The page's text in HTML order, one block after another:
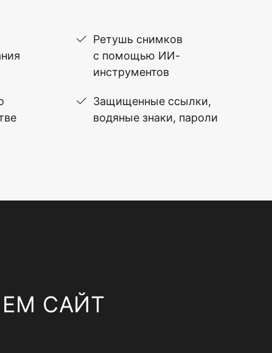
Ретушь снимков
с помощью ИИ-
инструментов
Защищенные ссылки,
водяные знаки, пароли
САЙТ